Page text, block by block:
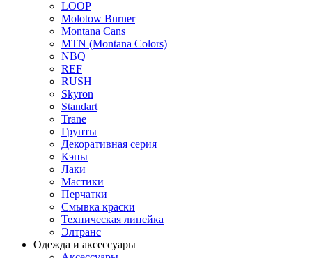
LOOP
Molotow Burner
Montana Cans
MTN (Montana Colors)
NBQ
REF
RUSH
Skyron
Standart
Trane
Грунты
Декоративная серия
Кэпы
Лаки
Мастики
Перчатки
Смывка краски
Техническая линейка
Элтранс
Одежда и аксессуары